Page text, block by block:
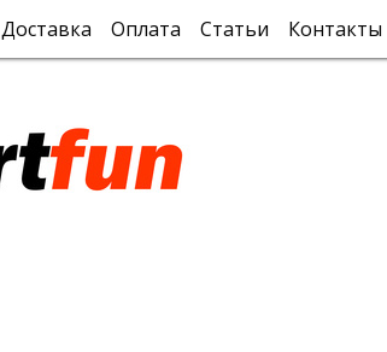
Доставка Оплата Статьи Контакты